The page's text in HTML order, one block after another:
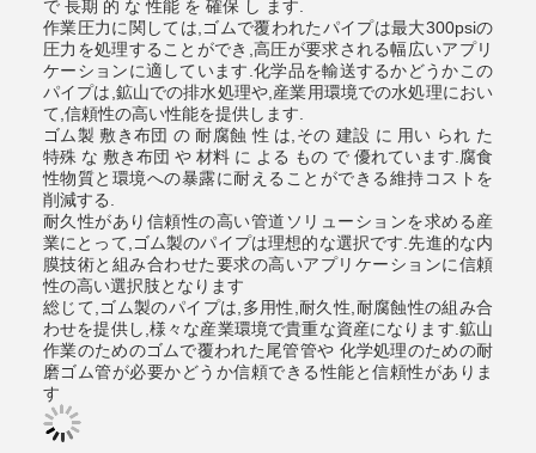
で 長期 的 な 性能 を 確保 し ます.
作業圧力に関しては,ゴムで覆われたパイプは最大300psiの
圧力を処理することができ,高圧が要求される幅広いアプリ
ケーションに適しています.化学品を輸送するかどうかこの
パイプは,鉱山での排水処理や,産業用環境での水処理におい
て,信頼性の高い性能を提供します.
ゴム製 敷き布団 の 耐腐蝕 性 は,その 建設 に 用い られ た
特殊 な 敷き布団 や 材料 に よる もの で 優れています.腐食
性物質と環境への暴露に耐えることができる維持コストを
削減する.
耐久性があり信頼性の高い管道ソリューションを求める産
業にとって,ゴム製のパイプは理想的な選択です.先進的な内
膜技術と組み合わせた要求の高いアプリケーションに信頼
性の高い選択肢となります
総じて,ゴム製のパイプは,多用性,耐久性,耐腐蝕性の組み合
わせを提供し,様々な産業環境で貴重な資産になります.鉱山
作業のためのゴムで覆われた尾管管や 化学処理のための耐
磨ゴム管が必要かどうか信頼できる性能と信頼性がありま
す